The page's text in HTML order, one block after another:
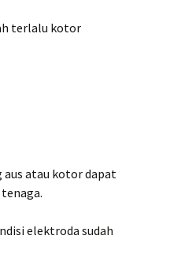
terlalu kotor
aus atau kotor dapat
elektroda sudah